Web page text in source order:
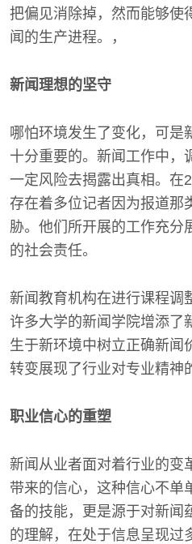
把偏见消除掉，然而能够使
闻的生产进程。，
新闻理想的坚守
哪怕环境发生了变化，可是
十分重要的。新闻工作中，
一定风险去揭露出真相。在
存在着多位记者因为报道那
胁。他们所开展的工作充分
的社会责任。
新闻教育机构在进行课程调
许多大学的新闻学院增添了
生于新环境中树立正确新闻
转变展现了行业对专业精神
职业信心的重塑
新闻从业者面对着行业的变
带来的信心，这种信心不单
备的技能，更是源于对新闻
的理解，在处于信息呈现过